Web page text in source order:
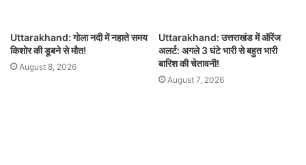
Uttarakhand: गोला नदी में नहाते समय
किशोर की डूबने से मौत!
August 8, 2026
Uttarakhand: उत्तराखंड में ऑरेंज
अलर्ट: अगले 3 घंटे भारी से बहुत भारी
बारिश की चेतावनी!
August 7, 2026